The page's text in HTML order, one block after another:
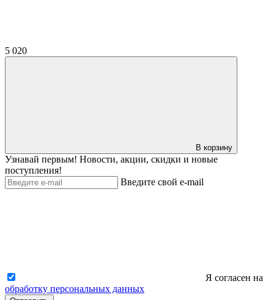
5 020
В корзину
Узнавай первым! Новости, акции, скидки и новые
поступления!
Введите свой e-mail
Я согласен на
обработку персональных данных